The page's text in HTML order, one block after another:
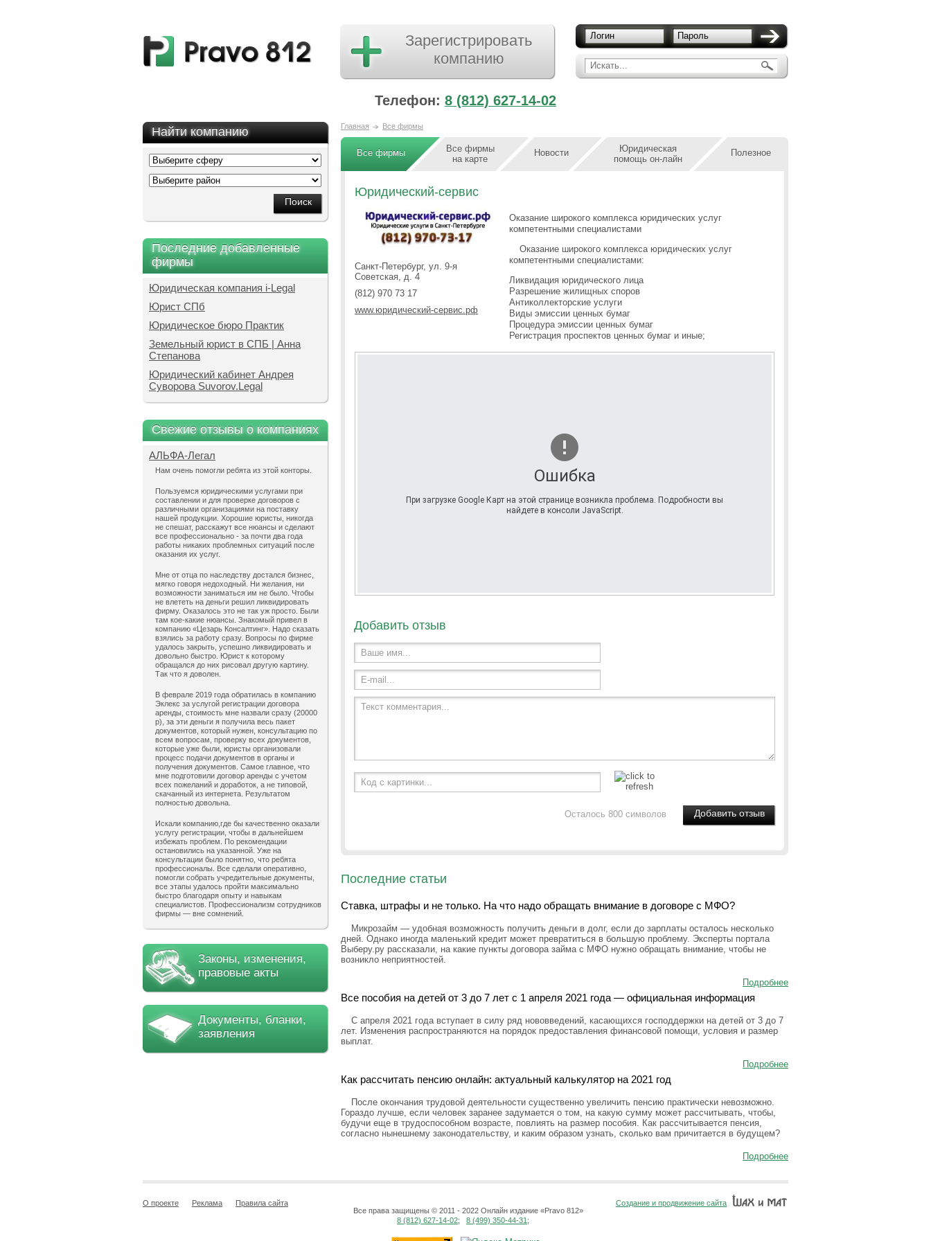
Искать...
Логин Пароль
Зарегистрировать
компанию
Телефон: 8 (812) 627-14-02
Найти компанию
Последние добавленные
фирмы
Юридическая компания i-Legal
Юрист СПб
Юридическое бюро Практик
Земельный юрист в СПБ | Анна
Степанова
Юридический кабинет Андрея
Суворова Suvorov.Legal
Свежие отзывы о компаниях
АЛЬФА-Легал
Нам очень помогли ребята из этой конторы.
Пользуемся юридическими услугами при
составлении и для проверке договоров с
различными организациями на поставку
нашей продукции. Хорошие юристы, никогда
не спешат, расскажут все нюансы и сделают
все профессионально - за почти два года
работы никаких проблемных ситуаций после
оказания их услуг.
Мне от отца по наследству достался бизнес,
мягко говоря недоходный. Ни желания, ни
возможности заниматься им не было. Чтобы
не влететь на деньги решил ликвидировать
фирму. Оказалось это не так уж просто. Были
там кое-какие нюансы. Знакомый привел в
компанию «Цезарь Консалтинг». Надо сказать
взялись за работу сразу. Вопросы по фирме
удалось закрыть, успешно ликвидировать и
довольно быстро. Юрист к которому
обращался до них рисовал другую картину.
Так что я доволен.
В феврале 2019 года обратилась в компанию
Эклекс за услугой регистрации договора
аренды, стоимость мне назвали сразу (20000
р), за эти деньги я получила весь пакет
документов, который нужен, консультацию по
всем вопросам, проверку всех документов,
которые уже были, юристы организовали
процесс подачи документов в органы и
получения документов. Самое главное, что
мне подготовили договор аренды с учетом
всех пожеланий и доработок, а не типовой,
скачанный из интернета. Результатом
полностью довольна.
Искали компанию,где бы качественно оказали
услугу регистрации, чтобы в дальнейшем
избежать проблем. По рекомендации
остановились на указанной. Уже на
консультации было понятно, что ребята
профессионалы. Все сделали оперативно,
помогли собрать учредительные документы,
все этапы удалось пройти максимально
быстро благодаря опыту и навыкам
специалистов. Профессионализм сотрудников
фирмы — вне сомнений.
Законы, изменения,
правовые акты
Документы, бланки,
заявления
Главная Все фирмы
Все фирмы
Все фирмы
на карте
Новости
Юридическая
помощь он-лайн
Полезное
Юридический-сервис
Санкт-Петербург, ул. 9-я
Советская, д. 4
(812) 970 73 17
www.юридический-сервис.рф
Оказание широкого комплекса юридических услуг
компетентными специалистами
Оказание широкого комплекса юридических услуг
компетентными специалистами:
Ликвидация юридического лица
Разрешение жилищных споров
Антиколлекторские услуги
Виды эмиссии ценных бумаг
Процедура эмиссии ценных бумаг
Регистрация проспектов ценных бумаг и иные;
Ошибка
При загрузке Google Карт на этой странице возникла проблема. Подробности вы
найдете в консоли JavaScript.
Добавить отзыв
Ваше имя...
E-mail...
Текст комментария...
Код с картинки...
Осталось 800 символов
Последние статьи
Ставка, штрафы и не только. На что надо обращать внимание в договоре с МФО?
Микрозайм — удобная возможность получить деньги в долг, если до зарплаты осталось несколько
дней. Однако иногда маленький кредит может превратиться в большую проблему. Эксперты портала
Выберу.ру рассказали, на какие пункты договора займа с МФО нужно обращать внимание, чтобы не
возникло неприятностей.
Подробнее
Все пособия на детей от 3 до 7 лет с 1 апреля 2021 года — официальная информация
С апреля 2021 года вступает в силу ряд нововведений, касающихся господдержки на детей от 3 до 7
лет. Изменения распространяются на порядок предоставления финансовой помощи, условия и размер
выплат.
Подробнее
Как рассчитать пенсию онлайн: актуальный калькулятор на 2021 год
После окончания трудовой деятельности существенно увеличить пенсию практически невозможно.
Гораздо лучше, если человек заранее задумается о том, на какую сумму может рассчитывать, чтобы,
будучи еще в трудоспособном возрасте, повлиять на размер пособия. Как рассчитывается пенсия,
согласно нынешнему законодательству, и каким образом узнать, сколько вам причитается в будущем?
Подробнее
О проекте Реклама
Правила сайта
Все права защищены © 2011 - 2022 Онлайн издание «Pravo 812»
8 (812) 627-14-02; 8 (499) 350-44-31 ;
Создание и продвижение сайта